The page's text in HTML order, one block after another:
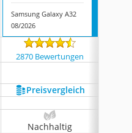
Samsung Galaxy A32
08/2026
2870 Bewertungen
Preis­vergleich
Nachhaltig